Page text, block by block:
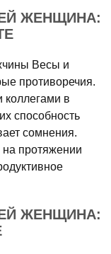
ЖЕНЩИНА:
Весы и
противоречия.
коллегами в
способность
сомнения.
на протяжении
ЖЕНЩИНА: